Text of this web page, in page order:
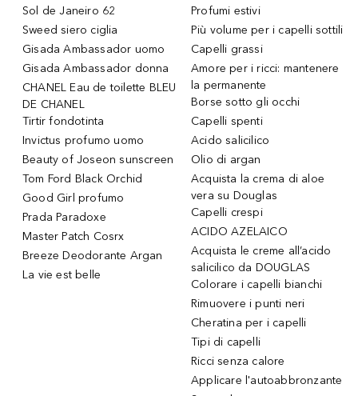
Sol de Janeiro 62
Sweed siero ciglia
Gisada Ambassador uomo
Gisada Ambassador donna
CHANEL Eau de toilette BLEU
DE CHANEL
Tirtir fondotinta
Invictus profumo uomo
Beauty of Joseon sunscreen
Tom Ford Black Orchid
Good Girl profumo
Prada Paradoxe
Master Patch Cosrx
Breeze Deodorante Argan
La vie est belle
Profumi estivi
Più volume per i capelli sottili
Capelli grassi
Amore per i ricci: mantenere
la permanente
Borse sotto gli occhi
Capelli spenti
Acido salicilico
Olio di argan
Acquista la crema di aloe
vera su Douglas
Capelli crespi
ACIDO AZELAICO
Acquista le creme all’acido
salicilico da DOUGLAS
Colorare i capelli bianchi
Rimuovere i punti neri
Cheratina per i capelli
Tipi di capelli
Ricci senza calore
Applicare l'autoabbronzante